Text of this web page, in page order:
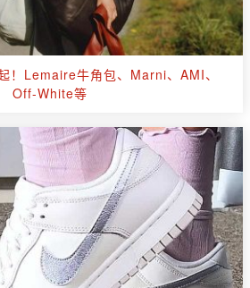
！Lemaire牛角包、Marni、AMI、
Off-White等